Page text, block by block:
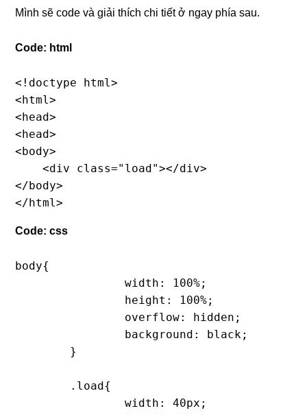
Mình sẽ code và giải thích chi tiết ở ngay phía sau.
Code: html
<!doctype html>
<html>
<head>
<head>
<body>
    <div class="load"></div>
</body>
</html>
Code: css
body{
		width: 100%;
		width: 40px;